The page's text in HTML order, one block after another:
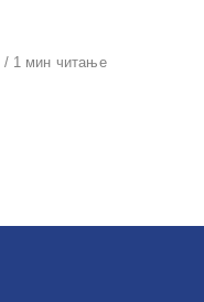
1 мин читање